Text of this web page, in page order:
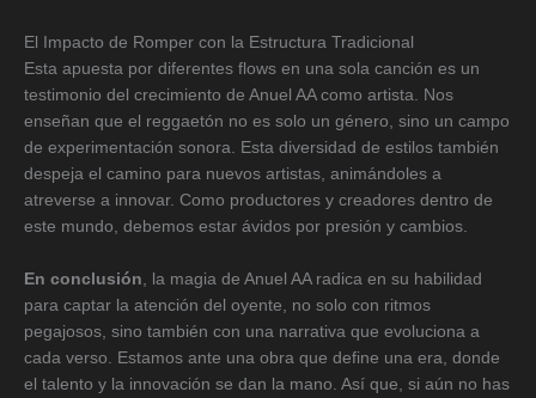
El Impacto de Romper con la Estructura Tradicional
Esta apuesta por diferentes flows en una sola canción es un
testimonio del crecimiento de Anuel AA como artista. Nos
enseñan que el reggaetón no es solo un género, sino un campo
de experimentación sonora. Esta diversidad de estilos también
despeja el camino para nuevos artistas, animándoles a
atreverse a innovar. Como productores y creadores dentro de
este mundo, debemos estar ávidos por presión y cambios.
En conclusión , la magia de Anuel AA radica en su habilidad
para captar la atención del oyente, no solo con ritmos
pegajosos, sino también con una narrativa que evoluciona a
cada verso. Estamos ante una obra que define una era, donde
el talento y la innovación se dan la mano. Así que, si aún no has